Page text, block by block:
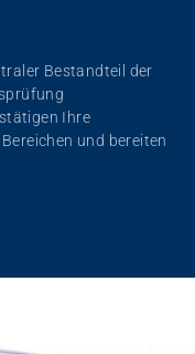
Bestandteil der
Ihre
und bereiten